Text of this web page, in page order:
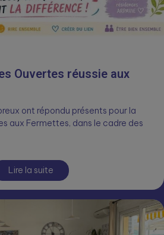
Ouvertes réussie aux
ont répondu présents pour la
aux Fermettes, dans le cadre des
Lire la suite